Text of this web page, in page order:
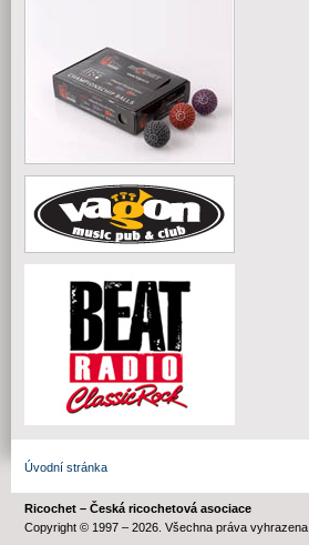
Úvodní stránka
Ricochet – Česká ricochetová asociace
Copyright © 1997 – 2026. Všechna práva vyhrazena.